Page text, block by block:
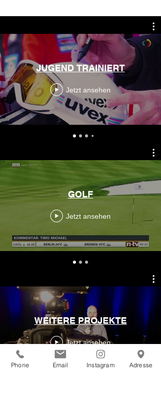
JUGEND TRAINIERT
Jetzt ansehen
GOLF
Jetzt ansehen
WEITERE PROJEKTE
Jetzt ansehen
Phone Email Instagram Adresse